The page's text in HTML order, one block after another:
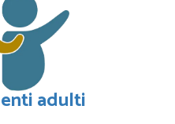
adulti